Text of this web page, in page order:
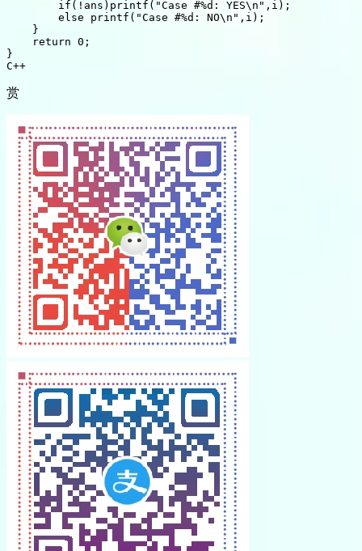
if ( ! ans ) printf ( "Case #%d: YES\n" , i ) ;
else
printf ( "Case #%d: NO\n" , i ) ;
}
return 0 ;
}
C++
赏